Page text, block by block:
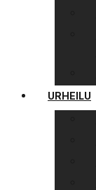
URHEILU